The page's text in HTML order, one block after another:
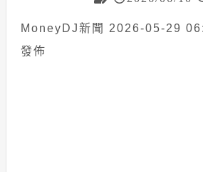
MoneyDJ新聞 2026-05-29
發佈